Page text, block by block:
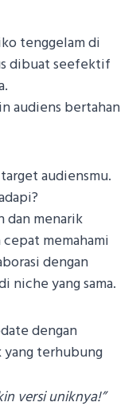
tenggelam di
dibuat seefektif
audiens bertahan
audiensmu.
dan menarik
memahami
dengan
niche yang sama.
dengan
yang terhubung
versi uniknya!”